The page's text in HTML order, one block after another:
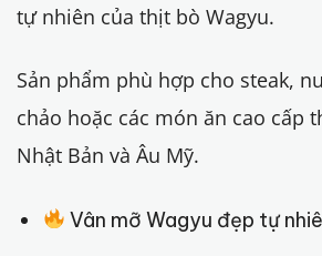
tự nhiên của thịt bò Wagyu.
Sản phẩm phù hợp cho steak,
chảo hoặc các món ăn cao cấp
Nhật Bản và Âu Mỹ.
Vân mỡ Wagyu đẹp tự